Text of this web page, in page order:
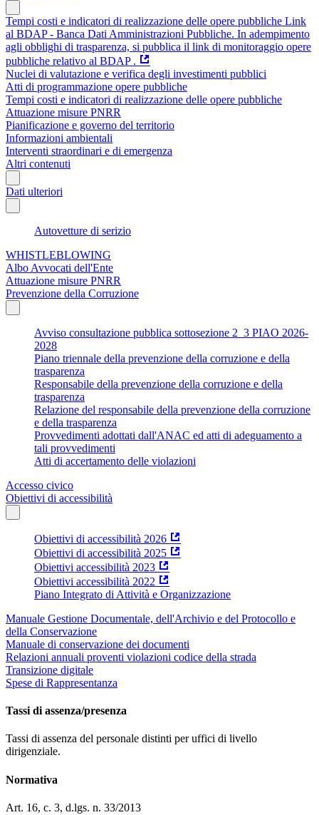
Tempi costi e indicatori di realizzazione delle opere pubbliche Link
al BDAP - Banca Dati Amministrazioni Pubbliche. In adempimento
agli obblighi di trasparenza, si pubblica il link di monitoraggio opere
pubbliche relativo al BDAP .
Nuclei di valutazione e verifica degli investimenti pubblici
Atti di programmazione opere pubbliche
Tempi costi e indicatori di realizzazione delle opere pubbliche
Attuazione misure PNRR
Pianificazione e governo del territorio
Informazioni ambientali
Interventi straordinari e di emergenza
Altri contenuti
Dati ulteriori
Autovetture di serizio
WHISTLEBLOWING
Albo Avvocati dell'Ente
Attuazione misure PNRR
Prevenzione della Corruzione
Avviso consultazione pubblica sottosezione 2_3 PIAO 2026-
2028
Piano triennale della prevenzione della corruzione e della
trasparenza
Responsabile della prevenzione della corruzione e della
trasparenza
Relazione del responsabile della prevenzione della corruzione
e della trasparenza
Provvedimenti adottati dall'ANAC ed atti di adeguamento a
tali provvedimenti
Atti di accertamento delle violazioni
Accesso civico
Obiettivi di accessibilità
Obiettivi di accessibilità 2026
Obiettivi di accessibilità 2025
Obiettivi accessibilità 2023
Obiettivi accessibilità 2022
Piano Integrato di Attività e Organizzazione
Manuale Gestione Documentale, dell'Archivio e del Protocollo e
della Conservazione
Manuale di conservazione dei documenti
Relazioni annuali proventi violazioni codice della strada
Transizione digitale
Spese di Rappresentanza
Tassi di assenza/presenza
Tassi di assenza del personale distinti per uffici di livello
dirigenziale.
Normativa
Art. 16, c. 3, d.lgs. n. 33/2013